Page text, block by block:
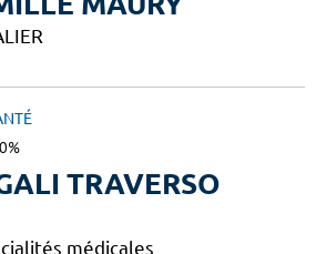
TRAVERSO
médicales